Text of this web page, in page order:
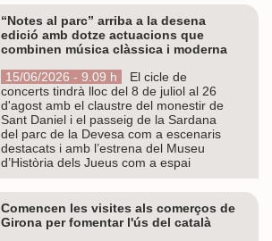
“Notes al parc” arriba a la desena
edició amb dotze actuacions que
combinen música clàssica i moderna
15/06/2026 - 9.09 h
El cicle de
concerts tindrà lloc del 8 de juliol al 26
d'agost amb el claustre del monestir de
Sant Daniel i el passeig de la Sardana
del parc de la Devesa com a escenaris
destacats i amb l’estrena del Museu
d’Història dels Jueus com a espai
Comencen les visites als comerços de
Girona per fomentar l'ús del català